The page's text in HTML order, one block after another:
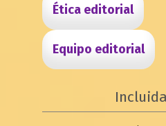
Ética editorial
Equipo editorial